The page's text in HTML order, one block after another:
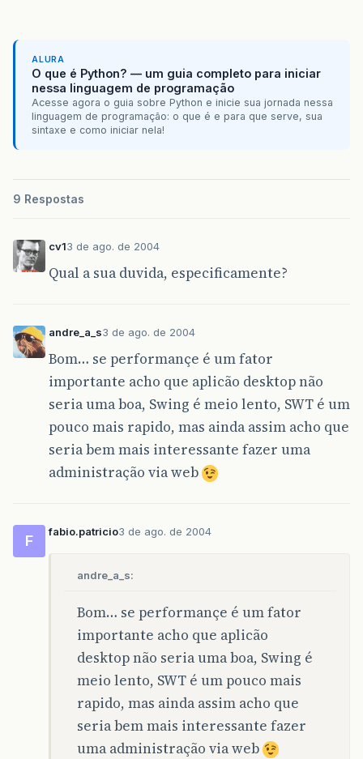
ALURA
O que é Python? — um guia completo para iniciar
nessa linguagem de programação
Acesse agora o guia sobre Python e inicie sua jornada nessa
linguagem de programação: o que é e para que serve, sua
sintaxe e como iniciar nela!
9 Respostas
cv13 de ago. de 2004
Qual a sua duvida, especificamente?
andre_a_s3 de ago. de 2004
Bom… se performançe é um fator
importante acho que aplicão desktop não
seria uma boa, Swing é meio lento, SWT é um
pouco mais rapido, mas ainda assim acho que
seria bem mais interessante fazer uma
administração via web
F
fabio.patricio3 de ago. de 2004
andre_a_s:
Bom… se performançe é um fator
importante acho que aplicão
desktop não seria uma boa, Swing é
meio lento, SWT é um pouco mais
rapido, mas ainda assim acho que
seria bem mais interessante fazer
uma administração via web